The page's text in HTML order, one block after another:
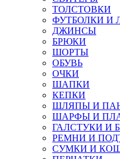
ТОЛСТОВКИ
ФУТБОЛКИ И
ДЖИНСЫ
БРЮКИ
ШОРТЫ
ОБУВЬ
ОЧКИ
ШАПКИ
КЕПКИ
ШЛЯПЫ И
ШАРФЫ И
ГАЛСТУКИ И
РЕМНИ И
СУМКИ И